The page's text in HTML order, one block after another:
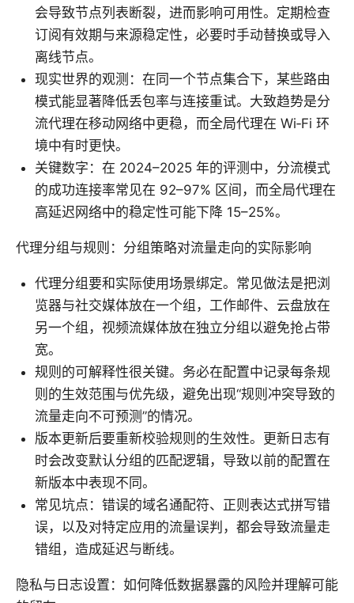
会导致节点列表断裂，进而影响可用性。定期检查
订阅有效期与来源稳定性，必要时手动替换或导入
离线节点。
现实世界的观测：在同一个节点集合下，某些路由
模式能显著降低丢包率与连接重试。大致趋势是分
流代理在移动网络中更稳，而全局代理在 Wi‑Fi 环
境中有时更快。
关键数字：在 2024–2025 年的评测中，分流模式
的成功连接率常见在 92–97% 区间，而全局代理在
高延迟网络中的稳定性可能下降 15–25%。
代理分组与规则：分组策略对流量走向的实际影响
代理分组要和实际使用场景绑定。常见做法是把浏
览器与社交媒体放在一个组，工作邮件、云盘放在
另一个组，视频流媒体放在独立分组以避免抢占带
宽。
规则的可解释性很关键。务必在配置中记录每条规
则的生效范围与优先级，避免出现“规则冲突导致的
流量走向不可预测”的情况。
版本更新后要重新校验规则的生效性。更新日志有
时会改变默认分组的匹配逻辑，导致以前的配置在
新版本中表现不同。
常见坑点：错误的域名通配符、正则表达式拼写错
误，以及对特定应用的流量误判，都会导致流量走
错组，造成延迟与断线。
隐私与日志设置：如何降低数据暴露的风险并理解可能